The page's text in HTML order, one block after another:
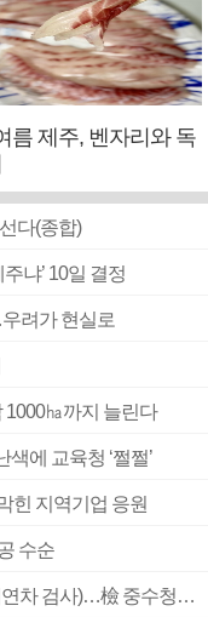
름 제주, 벤자리와 독
다(종합)
냐’ 10일 결정
려가 현실로
1000㏊까지 늘린다
에 교육청 ‘쩔쩔’
힌 지역기업 응원
수순
■ 검사 신분 버리고 직급하향(10년 이하 저연차 검사)…檢 중수청행 기피